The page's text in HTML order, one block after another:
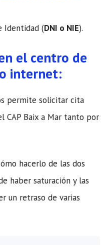
Identidad (DNI o NIE).
el centro de
internet:
permite solicitar cita
CAP Baix a Mar tanto por
hacerlo de las dos
haber saturación y las
un retraso de varias